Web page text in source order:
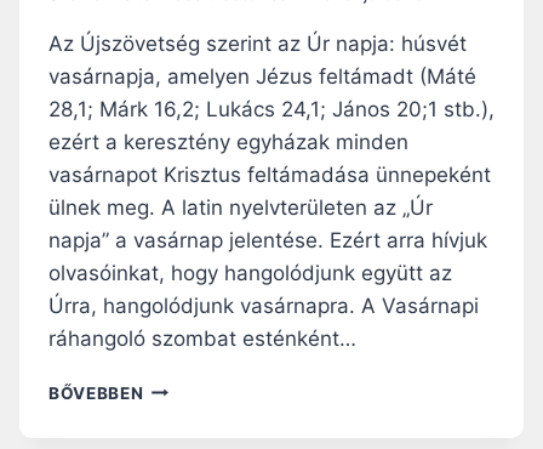
Az Újszövetség szerint az Úr napja: húsvét
vasárnapja, amelyen Jézus feltámadt (Máté
28,1; Márk 16,2; Lukács 24,1; János 20;1 stb.),
ezért a keresztény egyházak minden
vasárnapot Krisztus feltámadása ünnepeként
ülnek meg. A latin nyelvterületen az „Úr
napja” a vasárnap jelentése. Ezért arra hívjuk
olvasóinkat, hogy hangolódjunk együtt az
Úrra, hangolódjunk vasárnapra. A Vasárnapi
ráhangoló szombat esténként…
BŐVEBBEN V